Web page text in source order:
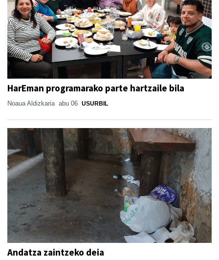
HarEman programarako parte hartzaile bila
Noaua Aldizkaria abu 06 USURBIL
Andatza zaintzeko deia